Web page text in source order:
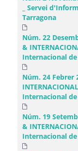
_ Servei
Tarragona
Núm. 22
&
Internacional
Núm. 24 Febrer
Internacional
Núm. 19
&
Internacional